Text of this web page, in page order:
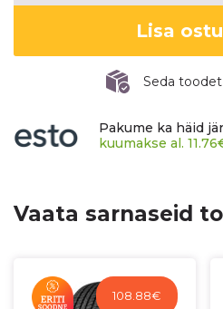
Lisa
Seda
Pakume ka häid
kuumakse al. 11.76
Vaata sarnaseid
108.88€